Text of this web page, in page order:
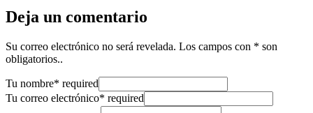
Deja un comentario
Su correo electrónico no será revelada. Los campos con * son
obligatorios..
Tu nombre* required
Tu correo electrónico* required